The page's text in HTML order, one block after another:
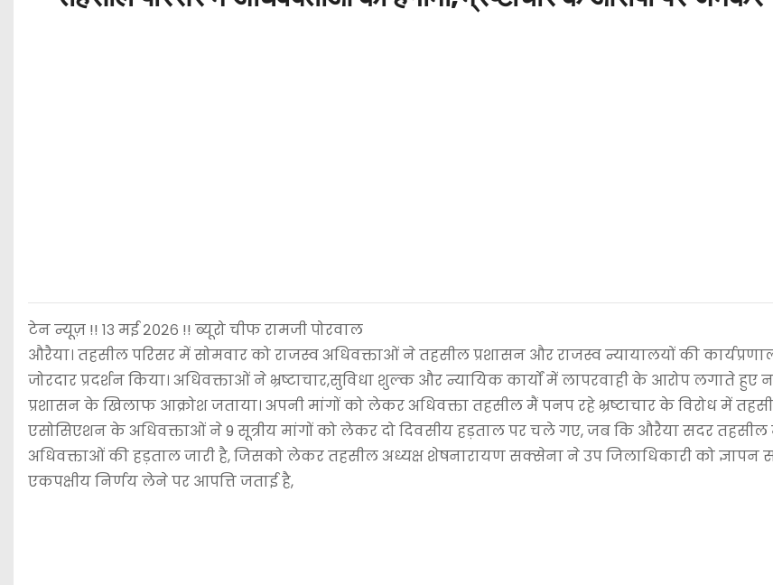
टेन न्यूज़ !! १३ मई २०२६ !! ब्यूरो चीफ रामजी पोरवाल
औरैया। तहसील परिसर में सोमवार को राजस्व अधिवक्ताओं ने तहसील प्रशासन और राजस्व न्यायालयों की
जोरदार प्रदर्शन किया। अधिवक्ताओं ने भ्रष्टाचार,सुविधा शुल्क और न्यायिक कार्यों में लापरवाही के आरोप लगाते हुए
प्रशासन के खिलाफ आक्रोश जताया। अपनी मांगों को लेकर अधिवक्ता तहसील मैं पनप रहे भ्रष्टाचार के विरोध में
एसोसिएशन के अधिवक्ताओं ने 9 सूत्रीय मांगों को लेकर दो दिवसीय हड़ताल पर चले गए, जब कि औरैया सदर तहसील
अधिवक्ताओं की हड़ताल जारी है, जिसको लेकर तहसील अध्यक्ष शेषनारायण सक्सेना ने उप जिलाधिकारी को ज्ञापन
एकपक्षीय निर्णय लेने पर आपत्ति जताई है,